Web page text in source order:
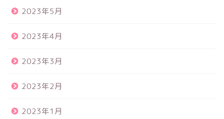
2023年5月
2023年4月
2023年3月
2023年2月
2023年1月